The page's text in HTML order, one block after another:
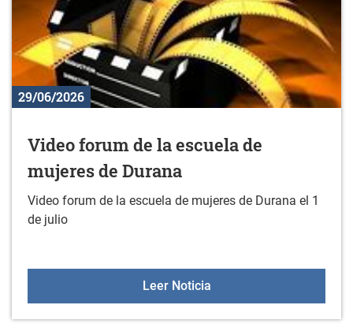
29/06/2026
Video forum de la escuela de
mujeres de Durana
Video forum de la escuela de mujeres de Durana el 1
de julio
Leer NoticiaVideo forum de la